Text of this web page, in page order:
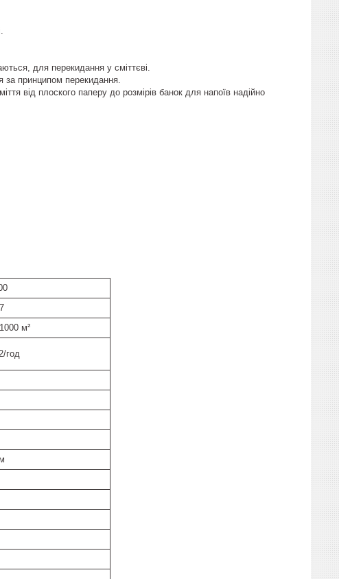
для перекидання у сміттєві.
за принципом перекидання.
від плоского паперу до розмірів банок для напоїв надійно
м²
год